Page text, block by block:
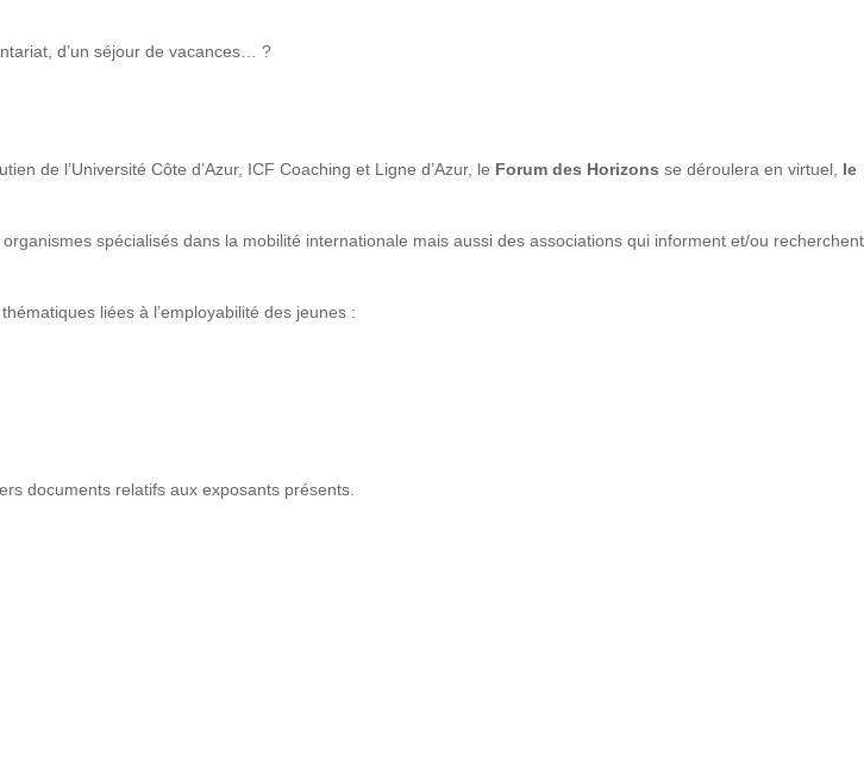
d’un séjour de vacances… ?
de l’Université Côte d’Azur, ICF Coaching et Ligne d’Azur, le Forum des Horizons se déroulera en virtuel, le
spécialisés dans la mobilité internationale mais aussi des associations qui informent et/ou recherchent
liées à l’employabilité des jeunes :
documents relatifs aux exposants présents.